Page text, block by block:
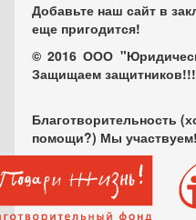
Добавьте наш сайт в
еще пригодится!
© 2016 ООО
Защищаем
Благотворительность
помощи?) Мы участвуем!